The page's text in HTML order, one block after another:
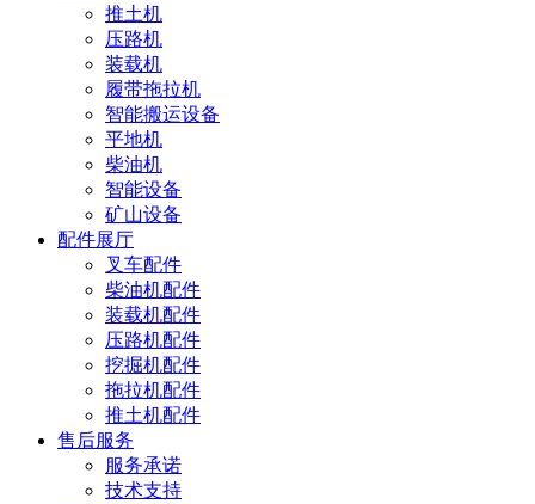
推土机
压路机
装载机
履带拖拉机
智能搬运设备
平地机
柴油机
智能设备
矿山设备
配件展厅
叉车配件
柴油机配件
装载机配件
压路机配件
挖掘机配件
拖拉机配件
推土机配件
售后服务
服务承诺
技术支持